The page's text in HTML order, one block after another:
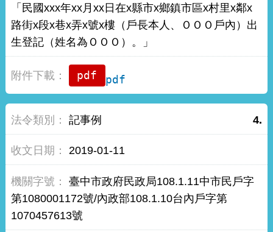
「民國xxx年xx月xx日在x縣市x鄉鎮市區x村里x鄰x
路街x段x巷x弄x號x樓（戶長本人、ＯＯＯ戶內）出
生登記（姓名為ＯＯＯ）。」
pdf
4.
記事例
2019-01-11
臺中市政府民政局108.1.11中市民戶字
第1080001172號/內政部108.1.10台內戶字第
1070457613號